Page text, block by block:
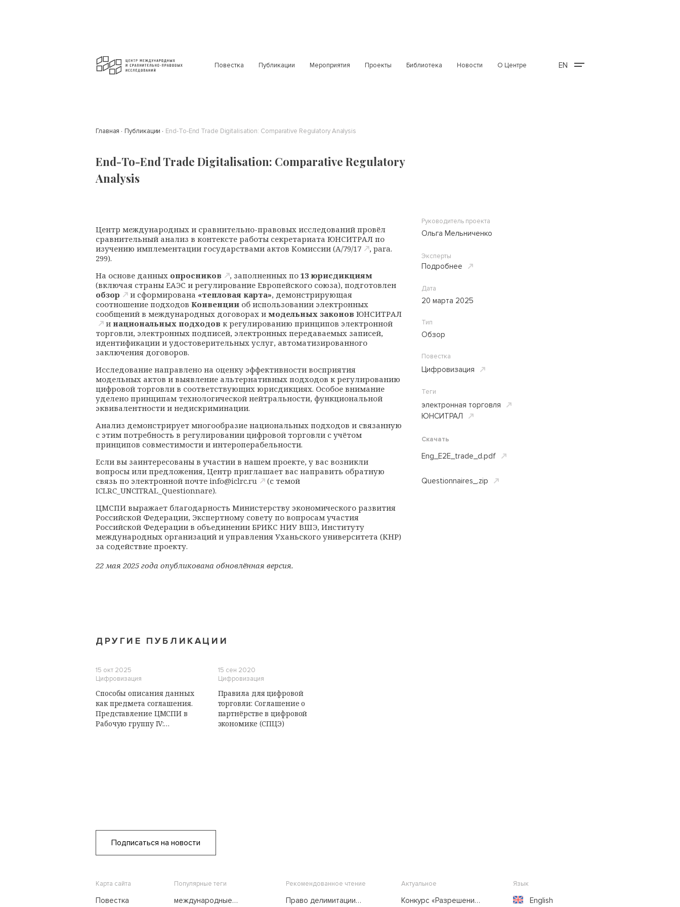
Повестка Публикации Мероприятия Проекты Библиотека Новости О Центре EN
Главная Публикации End-To-End Trade Digitalisation: Comparative Regulatory Analysis
End-To-End Trade Digitalisation: Comparative Regulatory
Analysis
Центр международных и сравнительно-правовых исследований провёл
сравнительный анализ в контексте работы секретариата ЮНСИТРАЛ по
изучению имплементации государствами актов Комиссии (A/79/17
, para.
299).
На основе данных опросников , заполненных по 13 юрисдикциям
(включая страны ЕАЭС и регулирование Европейского союза), подготовлен
обзор
и сформирована «тепловая карта», демонстрирующая
соотношение подходов Конвенции об использовании электронных
сообщений в международных договорах и модельных законов ЮНСИТРАЛ
и национальных подходов к регулированию принципов электронной
торговли, электронных подписей, электронных передаваемых записей,
идентификации и удостоверительных услуг, автоматизированного
заключения договоров.
Исследование направлено на оценку эффективности восприятия
модельных актов и выявление альтернативных подходов к регулированию
цифровой торговли в соответствующих юрисдикциях. Особое внимание
уделено принципам технологической нейтральности, функциональной
эквивалентности и недискриминации.
Анализ демонстрирует многообразие национальных подходов и связанную
с этим потребность в регулировании цифровой торговли с учётом
принципов совместимости и интероперабельности.
Если вы заинтересованы в участии в нашем проекте, у вас возникли
вопросы или предложения, Центр приглашает вас направить обратную
связь по электронной почте info@iclrc.ru
(с темой
ICLRC_UNCITRAL_Questionnare).
ЦМСПИ выражает благодарность Министерству экономического развития
Российской Федерации, Экспертному совету по вопросам участия
Российской Федерации в объединении БРИКС НИУ ВШЭ, Институту
международных организаций и управления Уханьского университета (КНР)
за содействие проекту.
22 мая 2025 года опубликована обновлённая версия.
Руководитель проекта
Ольга Мельниченко
Эксперты
Подробнее
Дата
20 марта 2025
Тип
Обзор
Повестка
Цифровизация
Теги
электронная торговля
ЮНСИТРАЛ
Скачать
Eng_E2E_trade_d.pdf
Questionnaires_.zip
ДРУГИЕ ПУБЛИКАЦИИ
15 окт 2025
Цифровизация
Способы описания данных
как предмета соглашения.
Представление ЦМСПИ в
Рабочую группу IV:
15 сен 2020
Цифровизация
Правила для цифровой
торговли: Соглашение о
партнёрстве в цифровой
экономике (СПЦЭ)
Подписаться на новости
Карта сайта
Повестка
Популярные теги
международные
Рекомендованное чтение
Право делимитации
Актуальное
Конкурс «Разрешение
Язык
English